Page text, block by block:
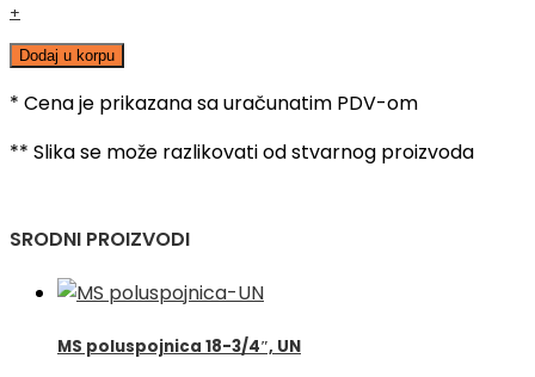
ugaoni
R19,
SN
količina
+
Dodaj u korpu
* Cena je prikazana sa uračunatim PDV-om
** Slika se može razlikovati od stvarnog proizvoda
SRODNI PROIZVODI
MS poluspojnica 18-3/4″, UN